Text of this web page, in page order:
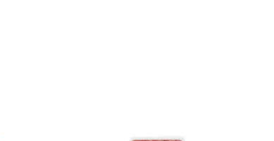
com legumes, resultando em uma carne macia